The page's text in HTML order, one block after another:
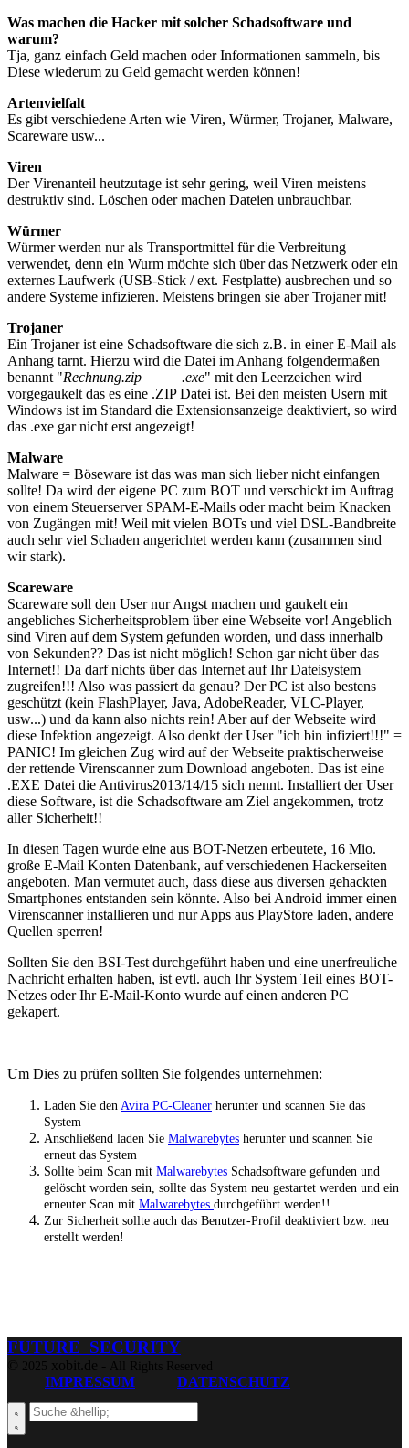
Was machen die Hacker mit solcher Schadsoftware und
warum?
Tja, ganz einfach Geld machen oder Informationen sammeln, bis
Diese wiederum zu Geld gemacht werden können!
Artenvielfalt
Es gibt verschiedene Arten wie Viren, Würmer, Trojaner, Malware,
Scareware usw...
Viren
Der Virenanteil heutzutage ist sehr gering, weil Viren meistens
destruktiv sind. Löschen oder machen Dateien unbrauchbar.
Würmer
Würmer werden nur als Transportmittel für die Verbreitung
verwendet, denn ein Wurm möchte sich über das Netzwerk oder ein
externes Laufwerk (USB-Stick / ext. Festplatte) ausbrechen und so
andere Systeme infizieren. Meistens bringen sie aber Trojaner mit!
Trojaner
Ein Trojaner ist eine Schadsoftware die sich z.B. in einer E-Mail als
Anhang tarnt. Hierzu wird die Datei im Anhang folgendermaßen
benannt "Rechnung.zip .exe" mit den Leerzeichen wird
vorgegaukelt das es eine .ZIP Datei ist. Bei den meisten Usern mit
Windows ist im Standard die Extensionsanzeige deaktiviert, so wird
das .exe gar nicht erst angezeigt!
Malware
Malware = Böseware ist das was man sich lieber nicht einfangen
sollte! Da wird der eigene PC zum BOT und verschickt im Auftrag
von einem Steuerserver SPAM-E-Mails oder macht beim Knacken
von Zugängen mit! Weil mit vielen BOTs und viel DSL-Bandbreite
auch sehr viel Schaden angerichtet werden kann (zusammen sind
wir stark).
Scareware
Scareware soll den User nur Angst machen und gaukelt ein
angebliches Sicherheitsproblem über eine Webseite vor! Angeblich
sind Viren auf dem System gefunden worden, und dass innerhalb
von Sekunden?? Das ist nicht möglich! Schon gar nicht über das
Internet!! Da darf nichts über das Internet auf Ihr Dateisystem
zugreifen!!! Also was passiert da genau? Der PC ist also bestens
geschützt (kein FlashPlayer, Java, AdobeReader, VLC-Player,
usw...) und da kann also nichts rein! Aber auf der Webseite wird
diese Infektion angezeigt. Also denkt der User "ich bin infiziert!!!" =
PANIC! Im gleichen Zug wird auf der Webseite praktischerweise
der rettende Virenscanner zum Download angeboten. Das ist eine
.EXE Datei die Antivirus2013/14/15 sich nennt. Installiert der User
diese Software, ist die Schadsoftware am Ziel angekommen, trotz
aller Sicherheit!!
In diesen Tagen wurde eine aus BOT-Netzen erbeutete, 16 Mio.
große E-Mail Konten Datenbank, auf verschiedenen Hackerseiten
angeboten. Man vermutet auch, dass diese aus diversen gehackten
Smartphones entstanden sein könnte. Also bei Android immer einen
Virenscanner installieren und nur Apps aus PlayStore laden, andere
Quellen sperren!
Sollten Sie den BSI-Test durchgeführt haben und eine unerfreuliche
Nachricht erhalten haben, ist evtl. auch Ihr System Teil eines BOT-
Netzes oder Ihr E-Mail-Konto wurde auf einen anderen PC
gekapert.
Um Dies zu prüfen sollten Sie folgendes unternehmen:
Laden Sie den Avira PC-Cleaner herunter und scannen Sie das
System
Anschließend laden Sie Malwarebytes herunter und scannen Sie
erneut das System
Sollte beim Scan mit Malwarebytes Schadsoftware gefunden und
gelöscht worden sein, sollte das System neu gestartet werden und ein
erneuter Scan mit Malwarebytes durchgeführt werden!!
Zur Sicherheit sollte auch das Benutzer-Profil deaktiviert bzw. neu
erstellt werden!
FUTURE SECURITY
© 2025 xobit.de - All Rights Reserved
IMPRESSUM DATENSCHUTZ